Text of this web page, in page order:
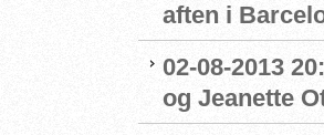
aften i
02-08-2013
og Jeanette